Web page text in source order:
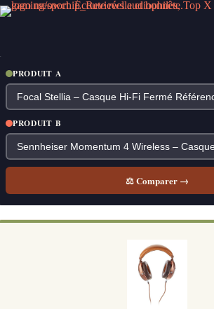
Passer
au
PRODUIT A
PRODUIT B
⚖ Comparer →